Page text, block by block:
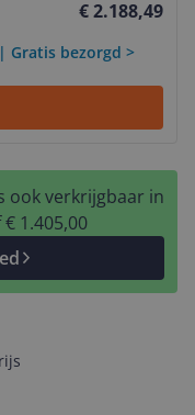
€ 2.188,49
Gratis bezorgd >
ook verkrijgbaar in
1.405,00